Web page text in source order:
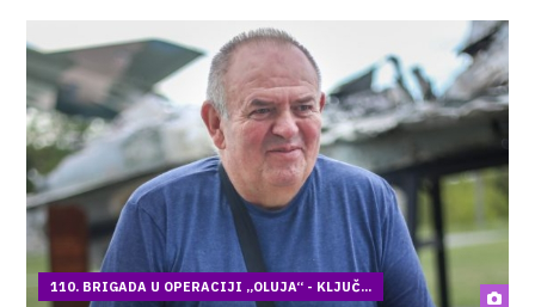
110. BRIGADA U OPERACIJI „OLUJA“ - KLJUČ...